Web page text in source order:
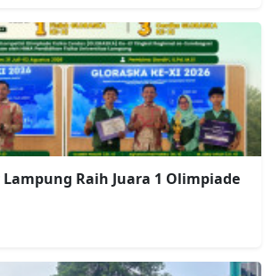
Lampung Raih Juara 1 Olimpiade